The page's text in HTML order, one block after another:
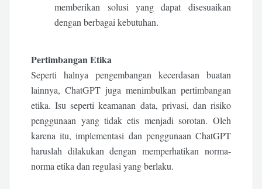
memberikan solusi yang dapat disesuaikan
dengan berbagai kebutuhan.
Pertimbangan Etika
Seperti halnya pengembangan kecerdasan buatan
lainnya, ChatGPT juga menimbulkan pertimbangan
etika. Isu seperti keamanan data, privasi, dan risiko
penggunaan yang tidak etis menjadi sorotan. Oleh
karena itu, implementasi dan penggunaan ChatGPT
haruslah dilakukan dengan memperhatikan norma-
norma etika dan regulasi yang berlaku.